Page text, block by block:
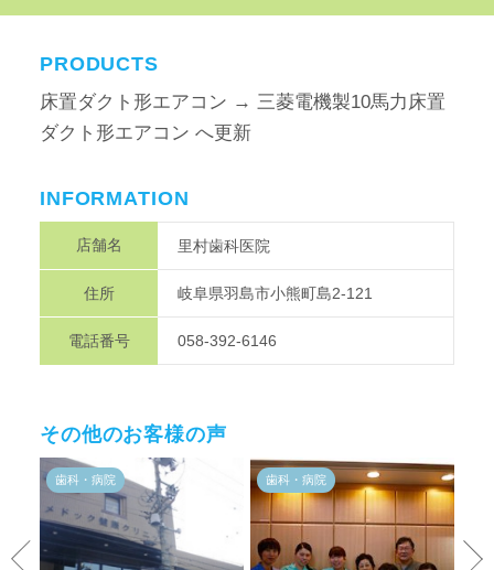
PRODUCTS
床置ダクト形エアコン → 三菱電機製10馬力床置
ダクト形エアコン へ更新
INFORMATION
店舗名 里村歯科医院
住所 岐阜県羽島市小熊町島2-121
電話番号 058-392-6146
その他のお客様の声
歯科・病院 歯科・病院